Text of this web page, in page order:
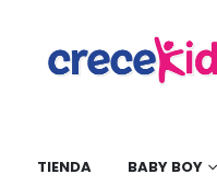
TIENDA BABY BOY